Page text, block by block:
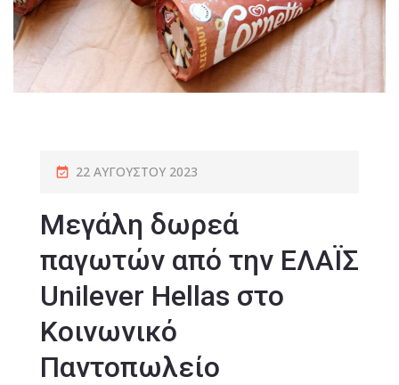
22 ΑΥΓΟΎΣΤΟΥ 2023
Μεγάλη δωρεά
παγωτών από την ΕΛΑΪΣ
Unilever Hellas στο
Κοινωνικό
Παντοπωλείο